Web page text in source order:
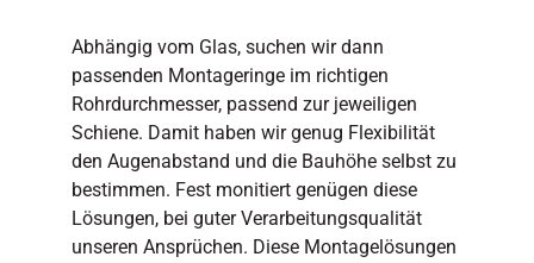
Abhängig vom Glas, suchen wir dann
passenden Montageringe im richtigen
Rohrdurchmesser, passend zur jeweiligen
Schiene. Damit haben wir genug Flexibilität
den Augenabstand und die Bauhöhe selbst zu
bestimmen. Fest monitiert genügen diese
Lösungen, bei guter Verarbeitungsqualität
unseren Ansprüchen. Diese Montagelösungen